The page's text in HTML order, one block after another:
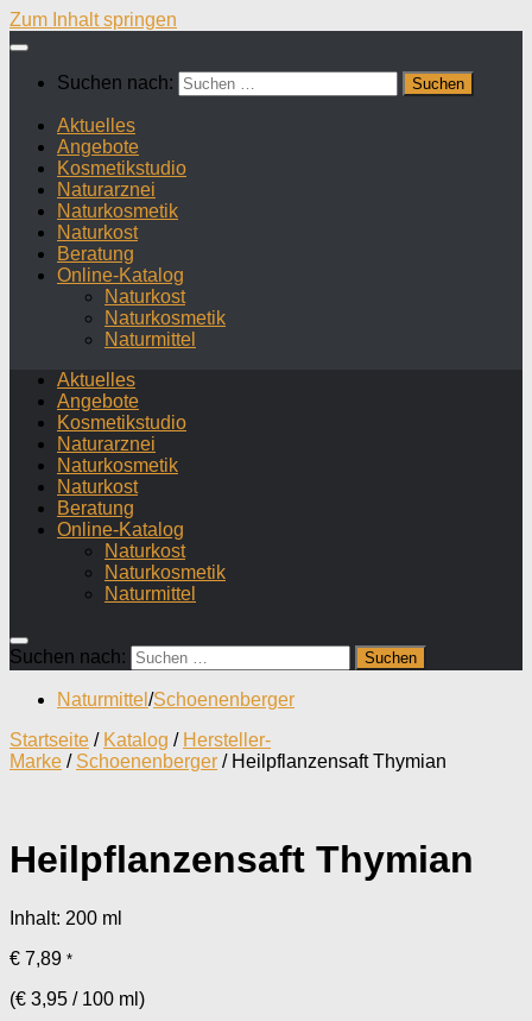
Zum Inhalt springen
Suchen nach:
Aktuelles
Angebote
Kosmetikstudio
Naturarznei
Naturkosmetik
Naturkost
Beratung
Online-Katalog
Naturkost
Naturkosmetik
Naturmittel
Aktuelles
Angebote
Kosmetikstudio
Naturarznei
Naturkosmetik
Naturkost
Beratung
Online-Katalog
Naturkost
Naturkosmetik
Naturmittel
Suchen nach:
Naturmittel /Schoenenberger
Startseite / Katalog / Hersteller-
Marke / Schoenenberger / Heilpflanzensaft Thymian
Heilpflanzensaft Thymian
Inhalt: 200 ml
€ 7,89 *
(€ 3,95 / 100 ml )